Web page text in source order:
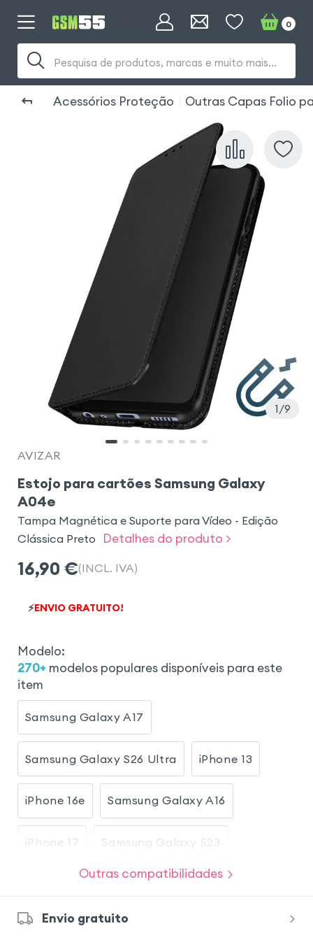
Pesquisa de produtos, marcas e muito mais...
0
Acessórios Proteção Outras Capas Folio
1 9
AVIZAR
Estojo para cartões Samsung Galaxy
A04e
Tampa Magnética e Suporte para Vídeo - Edição
Clássica Preto
Detalhes do produto >
16,90 €(INCL. IVA)
⚡ENVIO GRATUITO!
Modelo:
270+ modelos populares disponíveis para este
item
Samsung Galaxy A17
Samsung Galaxy S26 Ultra iPhone 13
iPhone 16e Samsung Galaxy A16
iPhone 17 Samsung Galaxy S23
Samsung Galaxy S24 Ultra
Outras compatibilidades
Envio gratuito